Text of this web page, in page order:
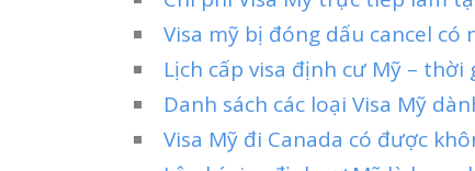
Visa mỹ bị đóng dấu cancel có
Lịch cấp visa định cư Mỹ –
Danh sách các loại Visa Mỹ
Visa Mỹ đi Canada có được